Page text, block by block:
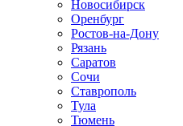
Новосибирск
Оренбург
Ростов-на-Дону
Рязань
Саратов
Сочи
Ставрополь
Тула
Тюмень